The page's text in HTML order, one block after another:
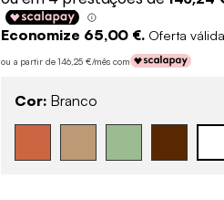
Economize 65,00 €. Oferta
ou a partir de 146,25 €/mês com
Cor: Branco